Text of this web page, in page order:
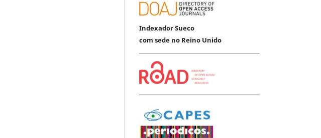
Indexador Sueco
com sede no Reino Unido